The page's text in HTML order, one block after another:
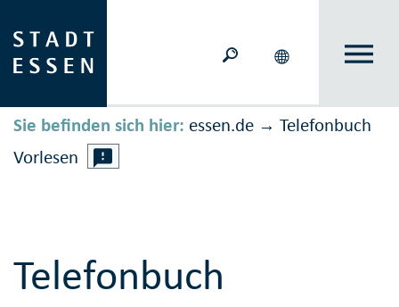
Sie befinden sich hier: essen.de → Telefonbuch
Vorlesen
Telefonbuch